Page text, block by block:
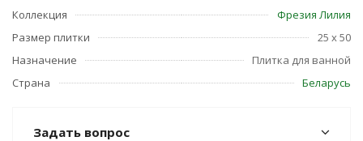
Коллекция
Фрезия Лилия
Размер плитки
25 x 50
Назначение
Плитка для ванной
Страна
Беларусь
Задать вопрос